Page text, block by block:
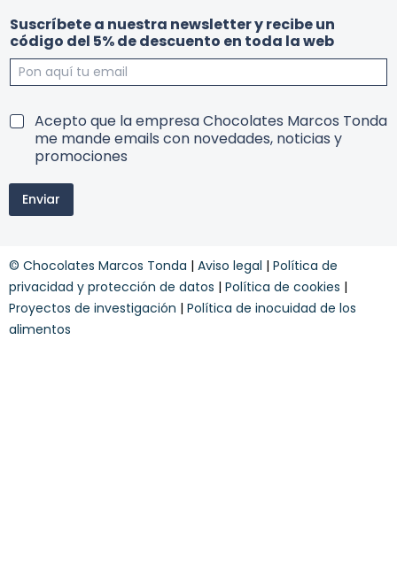
u
n
d
e
n
u
t
r
ó
i
Suscríbete a nuestra newsletter y recibe un
código del 5% de descuento en toda la web
T
i
o
c
o
n
d
i
Acepto que la empresa Chocolates Marcos Tonda
me mande emails con novedades, noticias y
promociones
Enviar
© Chocolates Marcos Tonda | Aviso legal | Política de
privacidad y protección de datos | Política de cookies |
Proyectos de investigación | Política de inocuidad de los
alimentos